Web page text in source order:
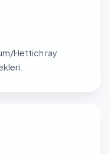
Hettich ray